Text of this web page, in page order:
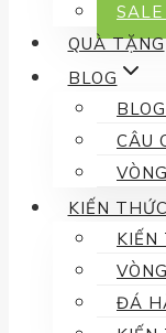
QUÀ TẶNG
BLOG
CÂU
KIẾN THỨC
KIẾN
ĐÁ